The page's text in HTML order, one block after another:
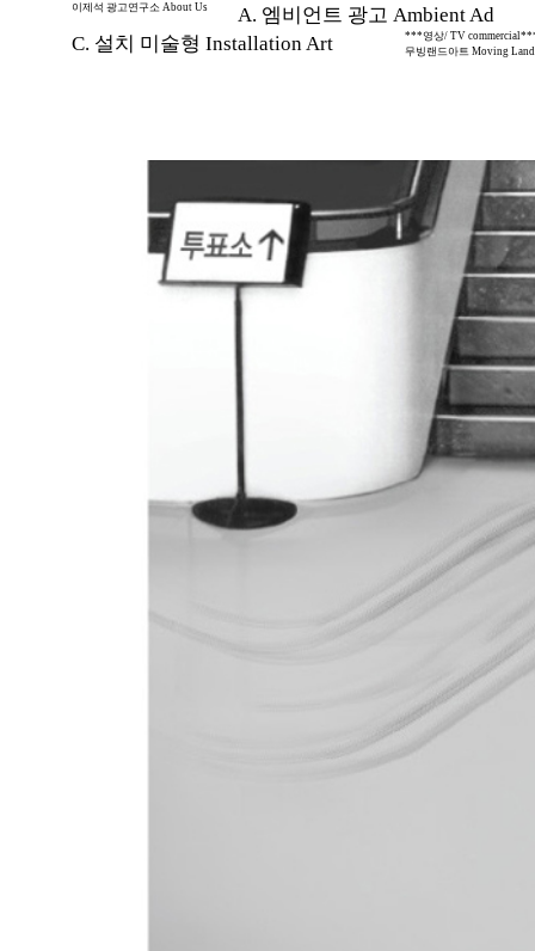
이제석 광고연구소 About Us
A. 엠비언트 광고 Ambient Ad
C. 설치 미술형 Installation Art
***영상/ TV
무빙랜드아트 Moving